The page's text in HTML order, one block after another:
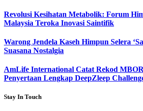
Revolusi Kesihatan Metabolik: Forum
Malaysia Teroka Inovasi Saintifik
Warong Jendela Kaseh Himpun Selera
Suasana Nostalgia
AmLife International Catat Rekod
Penyertaan Lengkap DeepZleep
Stay In Touch